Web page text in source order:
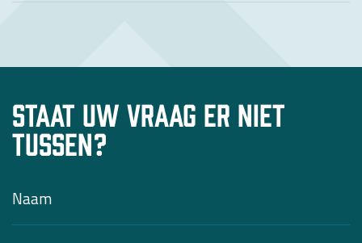
Staat uw vraag er niet
tussen?